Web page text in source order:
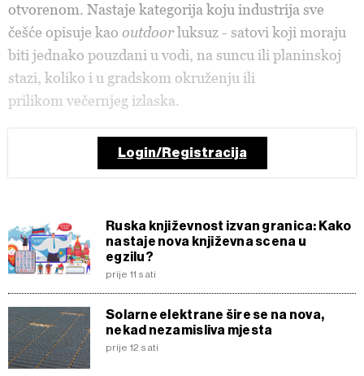
otvorenom. Nastaje kategorija koju industrija sve
češće opisuje kao outdoorluksuz - satovi koji moraju
biti jednako pouzdani u vodi, na suncu ili planinskoj
stazi, koliko i u gradskom okruženju ili
prilikom večernjeg izlaska.
Login/Registracija
Ruska književnost izvan granica: Kako
nastaje nova književna scena u
egzilu?
prije 11 sati
Solarne elektrane šire se na nova,
nekad nezamisliva mjesta
prije 12 sati